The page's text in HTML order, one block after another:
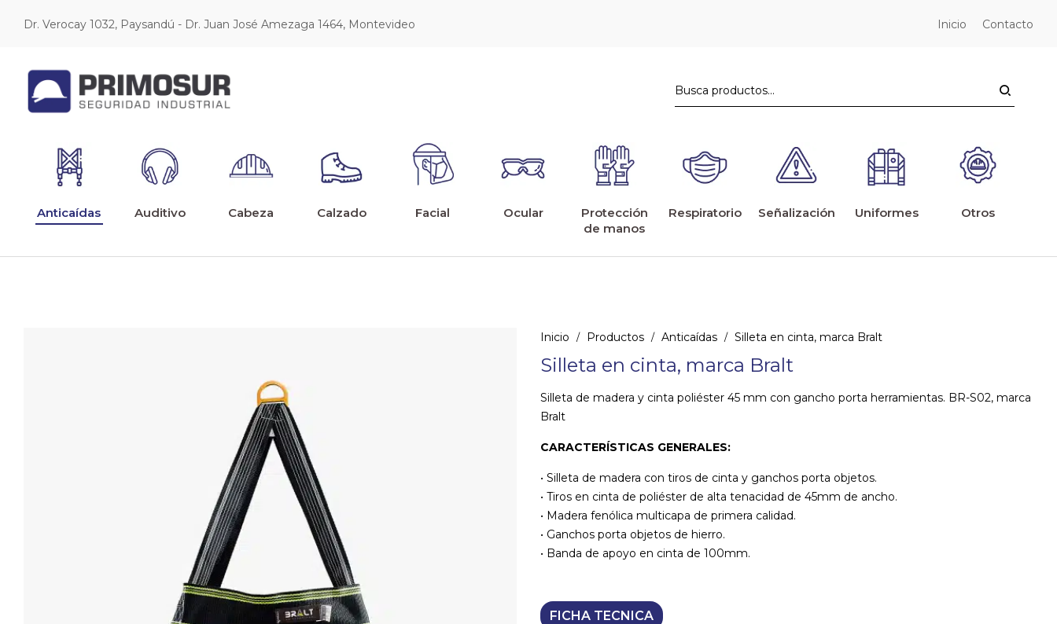
Dr. Verocay 1032, Paysandú - Dr. Juan José Amezaga 1464, Montevideo Contacto
Inicio
Anticaídas Auditivo Cabeza Calzado Facial Ocular
Protección
de manos
Respiratorio Señalización Uniformes Otros
Inicio / Productos / Anticaídas / Silleta en cinta, marca Bralt
Silleta en cinta, marca Bralt
Silleta de madera y cinta poliéster 45 mm con gancho porta herramientas. BR-S02, marca
Bralt
CARACTERÍSTICAS GENERALES:
• Silleta de madera con tiros de cinta y ganchos porta objetos.
• Tiros en cinta de poliéster de alta tenacidad de 45mm de ancho.
• Madera fenólica multicapa de primera calidad.
• Ganchos porta objetos de hierro.
• Banda de apoyo en cinta de 100mm.
FICHA TECNICA